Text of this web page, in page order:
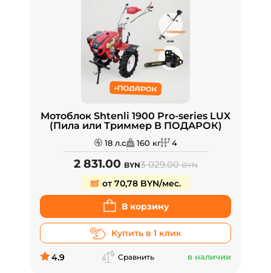
Мотоблок Shtenli 1900 Pro-series LUX
(Пила или Триммер В ПОДАРОК)
18 л.с 160 кг 4
2 831.00 BYN3 029.00BYN
от 70,78 BYN/мес.
В корзину
Купить в 1 клик
4.9 Сравнить в наличии